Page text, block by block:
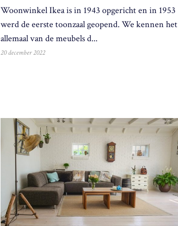
Woonwinkel Ikea is in 1943 opgericht en in 1953
werd de eerste toonzaal geopend. We kennen het
allemaal van de meubels d...
20 december 2022